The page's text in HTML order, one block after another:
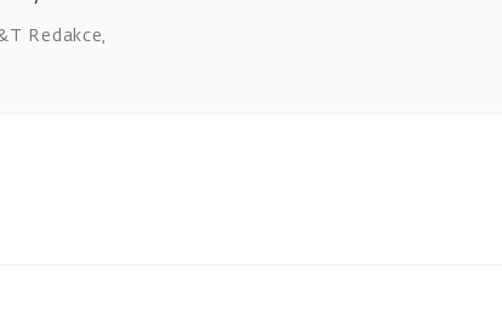
Redakce,